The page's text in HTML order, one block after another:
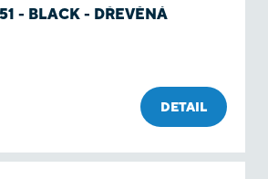
- BLACK - DŘEVĚNÁ
DETAIL